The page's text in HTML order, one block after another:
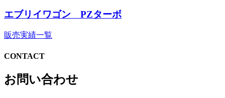
エブリイワゴン PZターボ
販売実績一覧
CONTACT
お問い合わせ